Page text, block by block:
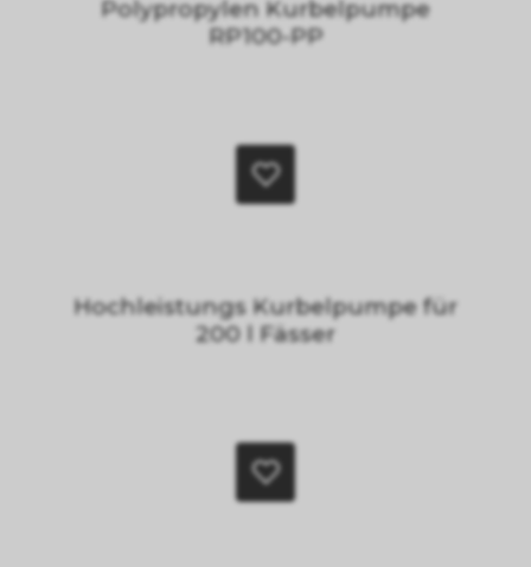
Polypropylen Kurbelpumpe
RP100-PP
Hochleistungs Kurbelpumpe für
200 l Fässer